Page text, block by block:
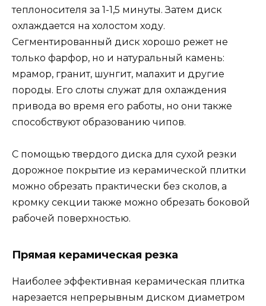
теплоносителя за 1-1,5 минуты. Затем диск
охлаждается на холостом ходу.
Сегментированный диск хорошо режет не
только фарфор, но и натуральный камень:
мрамор, гранит, шунгит, малахит и другие
породы. Его слоты служат для охлаждения
привода во время его работы, но они также
способствуют образованию чипов.
С помощью твердого диска для сухой резки
дорожное покрытие из керамической плитки
можно обрезать практически без сколов, а
кромку секции также можно обрезать боковой
рабочей поверхностью.
Прямая керамическая резка
Наиболее эффективная керамическая плитка
нарезается непрерывным диском диаметром